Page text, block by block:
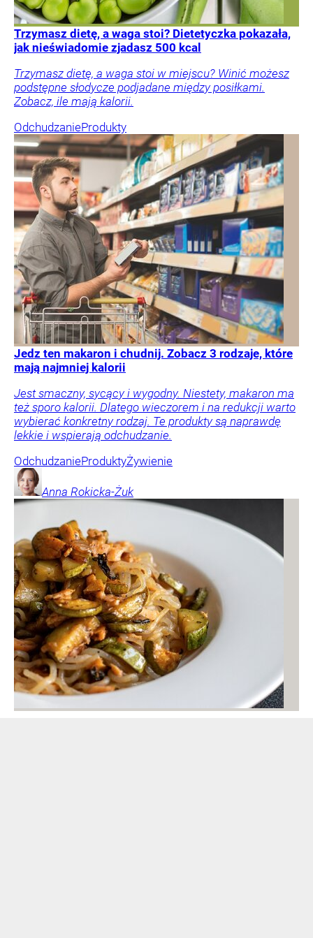
Trzymasz dietę, a waga stoi? Dietetyczka pokazała,
jak nieświadomie zjadasz 500 kcal
Trzymasz dietę, a waga stoi w miejscu? Winić możesz
podstępne słodycze podjadane między posiłkami.
Zobacz, ile mają kalorii.
OdchudzanieProdukty
Jedz ten makaron i chudnij. Zobacz 3 rodzaje, które
mają najmniej kalorii
Jest smaczny, sycący i wygodny. Niestety, makaron ma
też sporo kalorii. Dlatego wieczorem i na redukcji warto
wybierać konkretny rodzaj. Te produkty są naprawdę
lekkie i wspierają odchudzanie.
OdchudzanieProduktyŻywienie
Anna Rokicka-Żuk